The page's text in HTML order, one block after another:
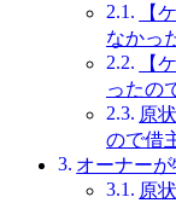
【
なかっ
【
ったの
原
ので借
オーナー
原